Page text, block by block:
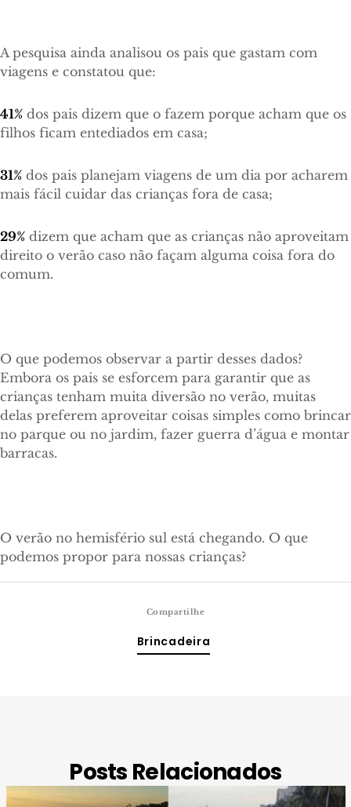
A pesquisa ainda analisou os pais que gastam com
viagens e constatou que:
41% dos pais dizem que o fazem porque acham que os
filhos ficam entediados em casa;
31% dos pais planejam viagens de um dia por acharem
mais fácil cuidar das crianças fora de casa;
29% dizem que acham que as crianças não aproveitam
direito o verão caso não façam alguma coisa fora do
comum.
O que podemos observar a partir desses dados?
Embora os pais se esforcem para garantir que as
crianças tenham muita diversão no verão, muitas
delas preferem aproveitar coisas simples como brincar
no parque ou no jardim, fazer guerra d’água e montar
barracas.
O verão no hemisfério sul está chegando. O que
podemos propor para nossas crianças?
Compartilhe
Brincadeira
Posts Relacionados